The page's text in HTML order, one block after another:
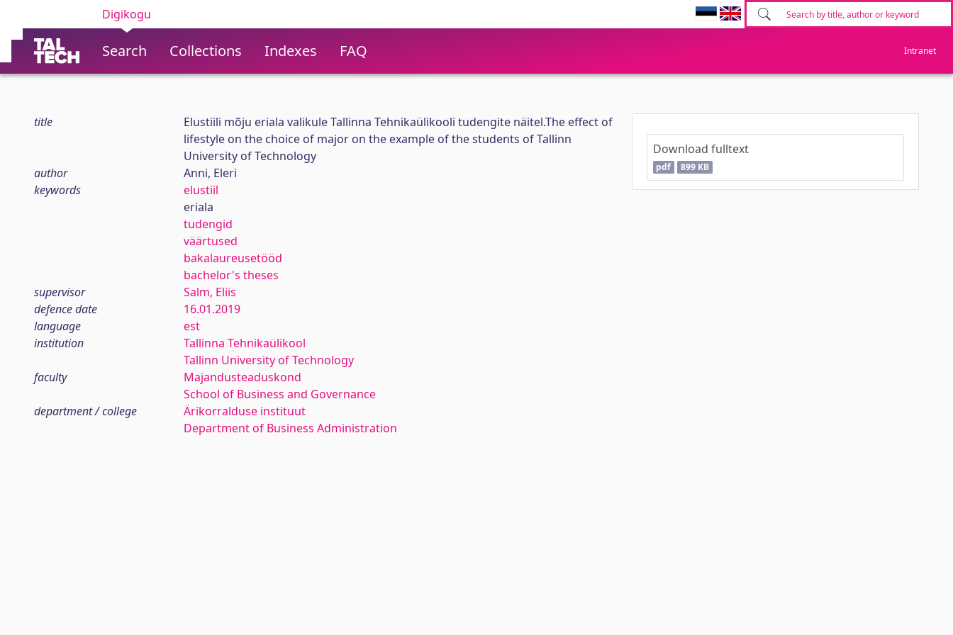
Digikogu
Search Collections Indexes FAQ Intranet
title
Elustiili mõju eriala valikule Tallinna Tehnikaülikooli tudengite näitel.The effect of
lifestyle on the choice of major on the example of the students of Tallinn
University of Technology
author
Anni, Eleri
keywords
elustiil
eriala
tudengid
väärtused
bakalaureusetööd
bachelor's theses
supervisor
Salm, Eliis
defence date
16.01.2019
language
est
institution
Tallinna Tehnikaülikool
Tallinn University of Technology
faculty
Majandusteaduskond
School of Business and Governance
department / college
Ärikorralduse instituut
Department of Business Administration
Download fulltext
pdf 899 KB